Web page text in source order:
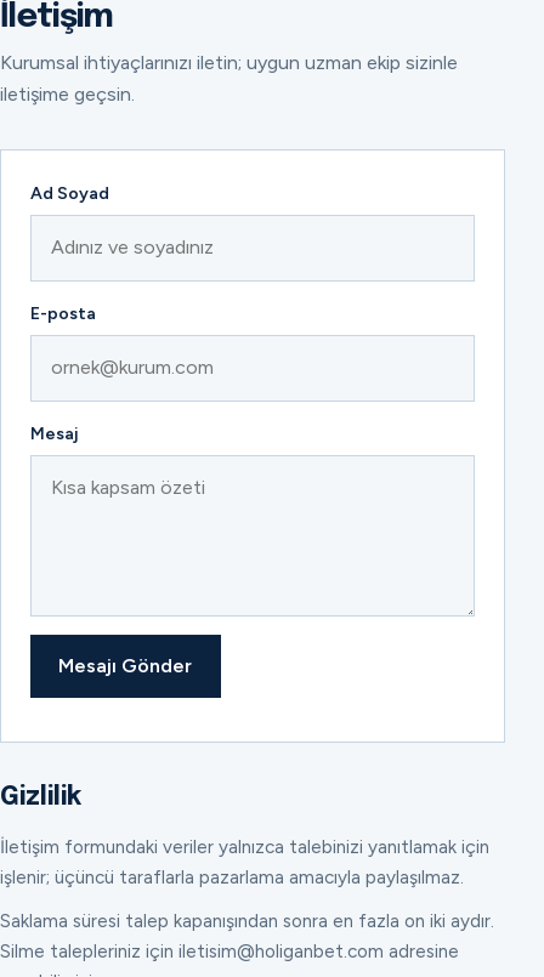
İletişim
Kurumsal ihtiyaçlarınızı iletin; uygun uzman ekip sizinle
iletişime geçsin.
Ad Soyad
E-posta
Mesaj
Mesajı Gönder
Gizlilik
İletişim formundaki veriler yalnızca talebinizi yanıtlamak için
işlenir; üçüncü taraflarla pazarlama amacıyla paylaşılmaz.
Saklama süresi talep kapanışından sonra en fazla on iki aydır.
Silme talepleriniz için iletisim@holiganbet.com adresine